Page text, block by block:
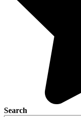
Search